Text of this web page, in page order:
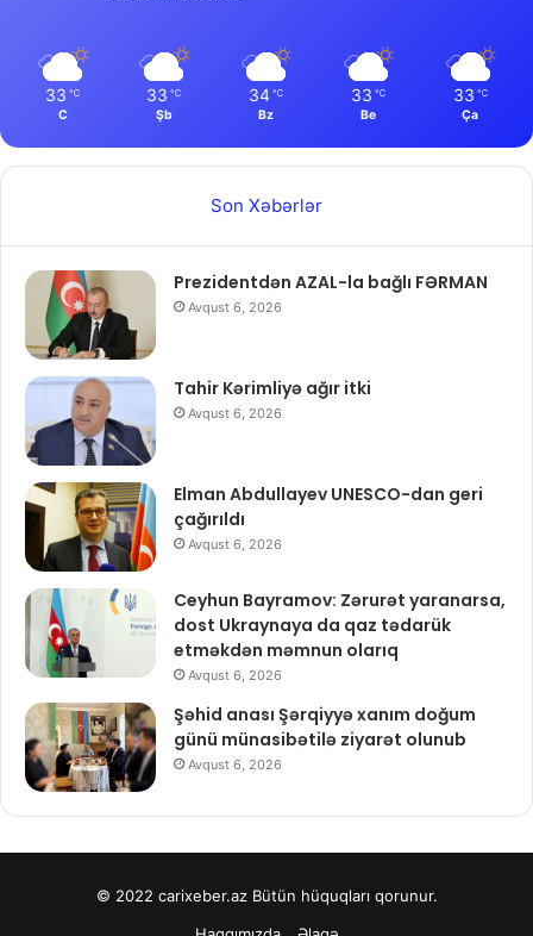
33 ℃
C
33 ℃
Şb
34 ℃
Bz
33 ℃
Be
33 ℃
Ça
Son Xəbərlər
Prezidentdən AZAL-la bağlı FƏRMAN
Avqust 6, 2026
Tahir Kərimliyə ağır itki
Avqust 6, 2026
Elman Abdullayev UNESCO-dan geri
çağırıldı
Avqust 6, 2026
Ceyhun Bayramov: Zərurət yaranarsa,
dost Ukraynaya da qaz tədarük
etməkdən məmnun olarıq
Avqust 6, 2026
Şəhid anası Şərqiyyə xanım doğum
günü münasibətilə ziyarət olunub
Avqust 6, 2026
© 2022 carixeber.azBütün hüquqları qorunur.